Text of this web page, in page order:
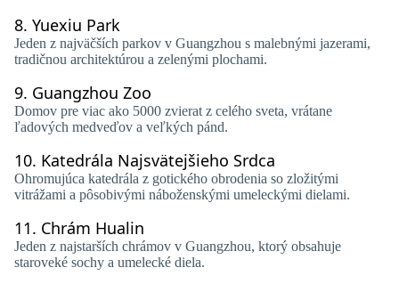
8. Yuexiu Park
Jeden z najväčších parkov v Guangzhou s malebnými jazerami,
tradičnou architektúrou a zelenými plochami.
9. Guangzhou Zoo
Domov pre viac ako 5000 zvierat z celého sveta, vrátane
ľadových medveďov a veľkých pánd.
10. Katedrála Najsvätejšieho Srdca
Ohromujúca katedrála z gotického obrodenia so zložitými
vitrážami a pôsobivými náboženskými umeleckými dielami.
11. Chrám Hualin
Jeden z najstarších chrámov v Guangzhou, ktorý obsahuje
staroveké sochy a umelecké diela.